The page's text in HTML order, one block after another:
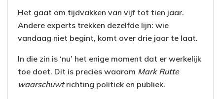
Het gaat om tijdvakken van vijf tot tien jaar.
Andere experts trekken dezelfde lijn: wie
vandaag niet begint, komt over drie jaar te laat.
In die zin is ‘nu’ het enige moment dat er werkelijk
toe doet. Dit is precies waarom Mark Rutte
waarschuwtrichting politiek en publiek.